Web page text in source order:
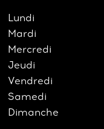
Lundi
Mardi
Mercredi
Jeudi
Vendredi
Samedi
Dimanche